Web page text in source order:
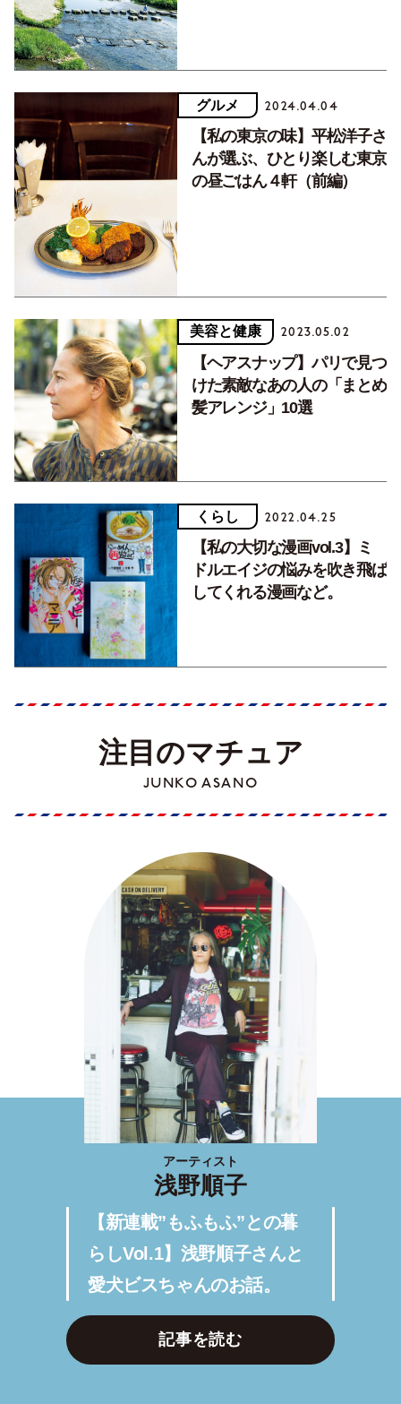
グルメ 2024.04.04
【私の東京の味】平松洋子さ
んが選ぶ、ひとり楽しむ東京
の昼ごはん４軒（前編）
美容と健康 2023.05.02
【ヘアスナップ】パリで見つ
けた素敵なあの人の「まとめ
髪アレンジ」10選
くらし 2022.04.25
【私の大切な漫画vol.3】ミ
ドルエイジの悩みを吹き飛ば
してくれる漫画など。
注目のマチュア
JUNKO ASANO
アーティスト
浅野順子
【新連載”もふもふ”との暮
らしVol.1】浅野順子さんと
愛犬ビスちゃんのお話。
記事を読む